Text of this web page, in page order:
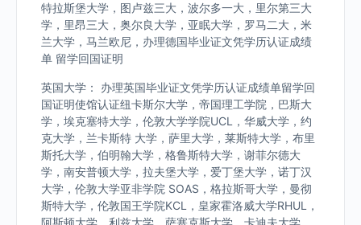
特拉斯堡大学，图卢兹三大，波尔多一大，里尔第三大
学，里昂三大，奥尔良大学，亚眠大学，罗马二大，米
兰大学，马兰欧尼，办理德国毕业证文凭学历认证成绩
单 留学回国证明
英国大学： 办理英国毕业证文凭学历认证成绩单留学回
国证明使馆认证纽卡斯尔大学，帝国理工学院，巴斯大
学，埃克塞特大学，伦敦大学学院UCL，华威大学，约
克大学，兰卡斯特 大学，萨里大学，莱斯特大学，布里
斯托大学，伯明翰大学，格鲁斯特大学，谢菲尔德大
学，南安普顿大学，拉夫堡大学，爱丁堡大学，诺丁汉
大学，伦敦大学亚非学院 SOAS，格拉斯哥大学，曼彻
斯特大学，伦敦国王学院KCL，皇家霍洛威大学RHUL，
阿斯顿大学，利兹大学，萨塞克斯大学，卡迪夫大学，